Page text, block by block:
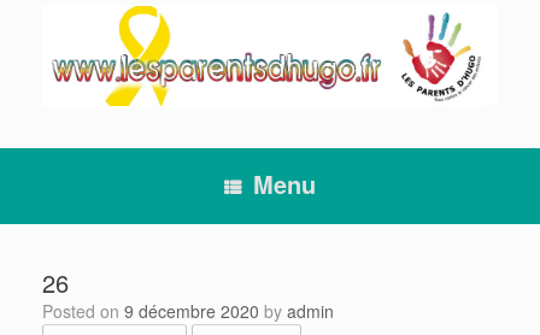
Menu
26
Posted on 9 décembre 2020 by admin